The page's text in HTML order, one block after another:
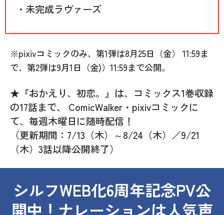
・未完成ラヴァーズ
※pixivコミックのみ、第1弾は8月25日（金） 11:59ま
で、第2弾は9月1日（金)）11:59まで公開。
★『おかえり、初恋。』は、コミックス1巻収録
の17話まで、 ComicWalker・pixivコミックに
て、毎週木曜日に随時配信！
（更新期間：7/13（木）～8/24（木）／9/21
（木）3話以降公開終了）
シルフWEB化6周年記念PV公
開中！ナレーションは人気声